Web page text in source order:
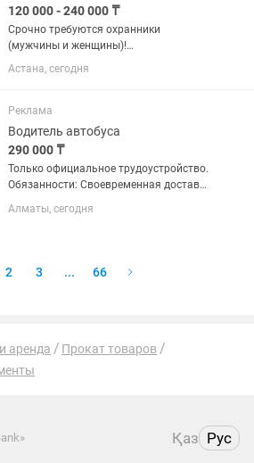
120 000 - 240 000 ₸
Срочно требуются охранники
(мужчины и женщины)!
Круглосуточные посты охраны: База:
12 000тг ЖК Паркинг от 10 000 тг.
охраны 6 000тг смена.с 20:00 вечера
до 08:00...
Астана, сегодня
Реклама
Водитель автобуса
290 000 ₸
Только официальное трудоустройство.
Обязанности: Своевременная доставка
автомобиля в чистом и исправном
Алматы, сегодня
2 3 ... 66
аренда
Прокат товаров
Қаз Рус